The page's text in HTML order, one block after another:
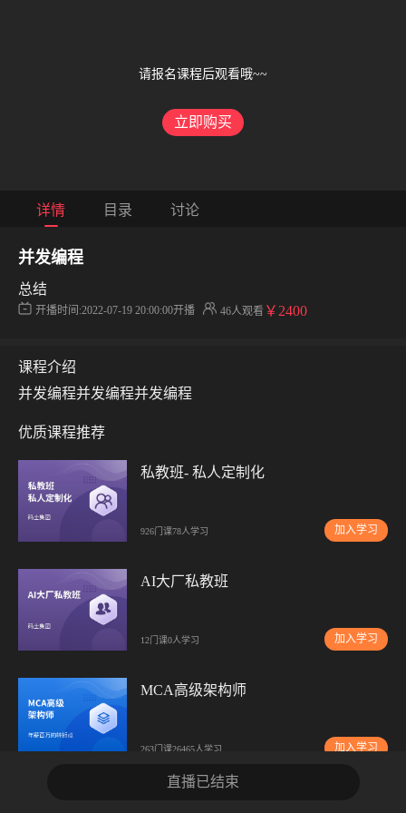
请报名课程后观看哦~~
立即购买
详情 目录 讨论
并发编程
总结
开播时间:2022-07-19 20:00:00开播 46人观看 ￥2400
课程介绍
并发编程并发编程并发编程
优质课程推荐
私教班- 私人定制化
926门课78人学习 加入学习
AI大厂私教班
12门课0人学习 加入学习
MCA高级架构师
263门课26465人学习 加入学习
直播已结束